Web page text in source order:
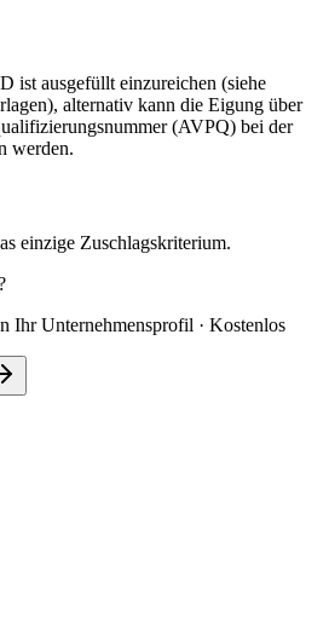
ist ausgefüllt einzureichen (siehe
alternativ kann die Eigung über
(AVPQ) bei der
werden.
einzige Zuschlagskriterium.
Ihr Unternehmensprofil · Kostenlos